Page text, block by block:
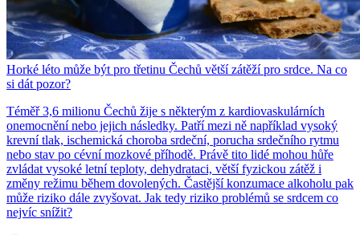
Horké léto může být pro třetinu Čechů větší zátěží pro srdce. Na co
si dát pozor?
Téměř 3,6 milionu Čechů žije s některým z kardiovaskulárních
onemocnění nebo jejich následky. Patří mezi ně například vysoký
krevní tlak, ischemická choroba srdeční, porucha srdečního rytmu
nebo stav po cévní mozkové příhodě. Právě tito lidé mohou hůře
zvládat vysoké letní teploty, dehydrataci, větší fyzickou zátěž i
změny režimu během dovolených. Častější konzumace alkoholu pak
může riziko dále zvyšovat. Jak tedy riziko problémů se srdcem co
nejvíc snížit?